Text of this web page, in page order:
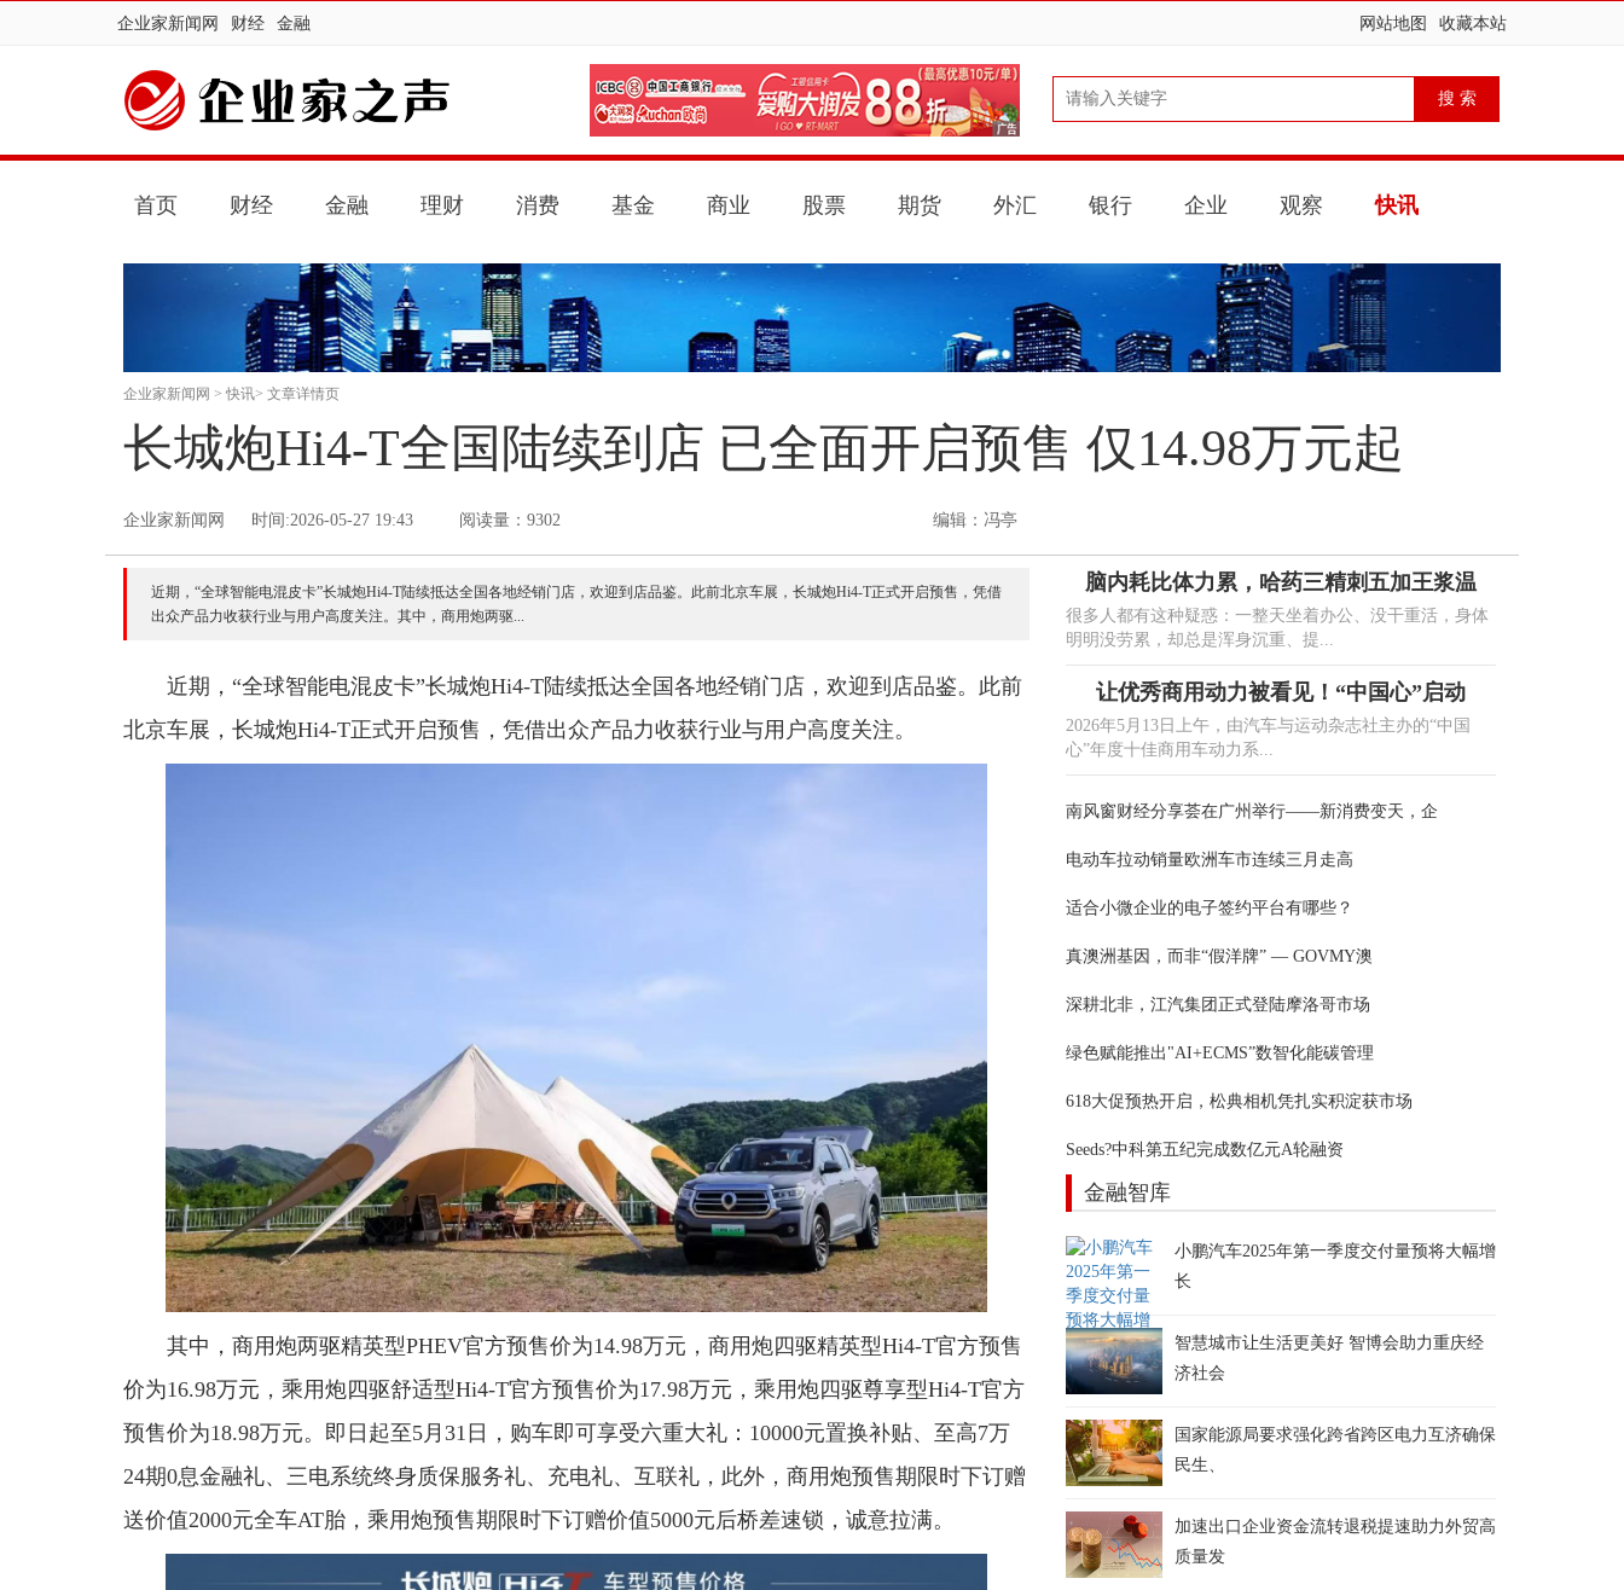
企业家新闻网 财经 金融 网站地图 收藏本站
首页 财经 金融 理财 消费 基金 商业 股票 期货 外汇 银行 企业 观察 快讯
企业家新闻网 > 快讯> 文章详情页
长城炮Hi4-T全国陆续到店 已全面开启预售 仅14.98万元起
企业家新闻网 时间:2026-05-27 19:43 编辑：冯亭
阅读量：9302
近期，“全球智能电混皮卡”长城炮Hi4-T陆续抵达全国各地经销门店，欢迎到店品鉴。此前北京车展，长城炮Hi4-T正式开启预售，凭借
出众产品力收获行业与用户高度关注。其中，商用炮两驱...
近期，“全球智能电混皮卡”长城炮Hi4-T陆续抵达全国各地经销门店，欢迎到店品鉴。此前
北京车展，长城炮Hi4-T正式开启预售，凭借出众产品力收获行业与用户高度关注。
其中，商用炮两驱精英型PHEV官方预售价为14.98万元，商用炮四驱精英型Hi4-T官方预售
价为16.98万元，乘用炮四驱舒适型Hi4-T官方预售价为17.98万元，乘用炮四驱尊享型Hi4-T官方
预售价为18.98万元。即日起至5月31日，购车即可享受六重大礼：10000元置换补贴、至高7万
24期0息金融礼、三电系统终身质保服务礼、充电礼、互联礼，此外，商用炮预售期限时下订赠
送价值2000元全车AT胎，乘用炮预售期限时下订赠价值5000元后桥差速锁，诚意拉满。
脑内耗比体力累，哈药三精刺五加王浆温
很多人都有这种疑惑：一整天坐着办公、没干重活，身体
明明没劳累，却总是浑身沉重、提...
让优秀商用动力被看见！“中国心”启动
2026年5月13日上午，由汽车与运动杂志社主办的“中国
心”年度十佳商用车动力系...
南风窗财经分享荟在广州举行——新消费变天，企
电动车拉动销量欧洲车市连续三月走高
适合小微企业的电子签约平台有哪些？
真澳洲基因，而非“假洋牌” — GOVMY澳
深耕北非，江汽集团正式登陆摩洛哥市场
绿色赋能推出"AI+ECMS”数智化能碳管理
618大促预热开启，松典相机凭扎实积淀获市场
Seeds?中科第五纪完成数亿元A轮融资
金融智库
小鹏汽车2025年第一季度交付量预将大幅增
长
智慧城市让生活更美好 智博会助力重庆经
济社会
国家能源局要求强化跨省跨区电力互济确保
民生、
加速出口企业资金流转退税提速助力外贸高
质量发